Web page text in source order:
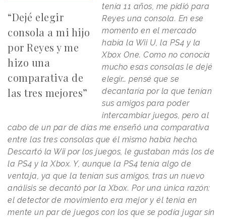
“Dejé elegir
consola a mi hijo
por Reyes y me
hizo una
comparativa de
las tres mejores”
tenía 11 años, me pidió para
Reyes una consola. En ese
momento en el mercado
había la Wii U, la PS4 y la
Xbox One. Como no conocía
mucho esas consolas le dejé
elegir… pensé que se
decantaría por la que tenían
sus amigos para poder
intercambiar juegos, pero al
cabo de un par de días me enseñó una comparativa
entre las tres consolas que él mismo había hecho.
Descartó la Wii por los juegos, le gustaban más los de
la PS4 y la Xbox. Y, aunque la PS4 tenía algo de
ventaja, ya que la tenían sus amigos, tras un nuevo
análisis se decantó por la Xbox. Por una única razón:
el detector de movimiento era mejor y él tenía en
mente un par de juegos con los que se podía jugar sin